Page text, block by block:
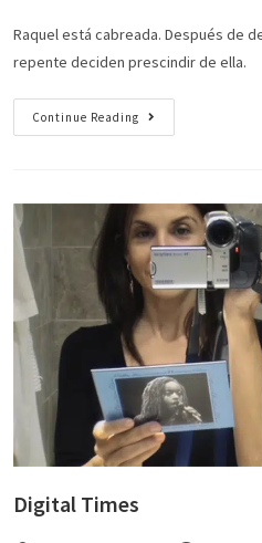
Raquel está cabreada. Después de
repente deciden prescindir de ella.
Continue Reading
Digital Times